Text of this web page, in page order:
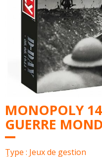
MONOPOLY
GUERRE
Type : Jeux de gestion